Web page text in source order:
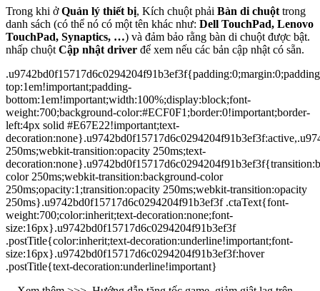
Trong khi ởQuản lý thiết bị, Kích chuột phải Bàn di chuột trong
danh sách (có thể nó có một tên khác như: Dell TouchPad, Lenovo
TouchPad, Synaptics, …) và đảm bảo rằng bàn di chuột được bật.
nhấp chuột Cập nhật driver để xem nếu các bản cập nhật có sẵn.
top:1em!important;padding-
bottom:1em!important;width:100%;display:block;font-
weight:700;background-color:#ECF0F1;border:0!important;border-
left:4px solid #E67E22!important;text-
250ms;webkit-transition:opacity 250ms;text-
color 250ms;webkit-transition:background-color
250ms;opacity:1;transition:opacity 250ms;webkit-transition:opacity
250ms}.u9742bd0f15717d6c0294204f91b3ef3f .ctaText{font-
weight:700;color:inherit;text-decoration:none;font-
size:16px}.u9742bd0f15717d6c0294204f91b3ef3f
.postTitle{color:inherit;text-decoration:underline!important;font-
size:16px}.u9742bd0f15717d6c0294204f91b3ef3f:hover
.postTitle{text-decoration:underline!important}